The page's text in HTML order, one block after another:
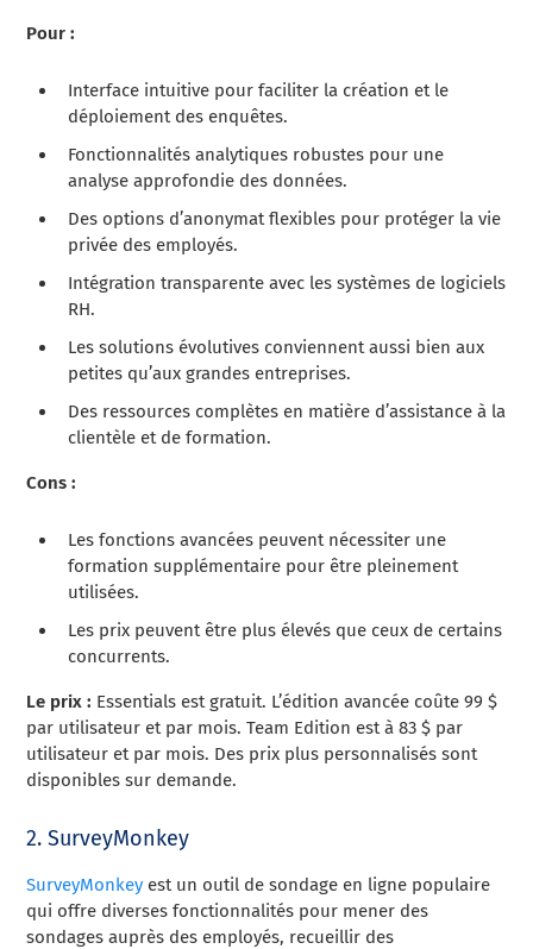
Pour :
Interface intuitive pour faciliter la création et le
déploiement des enquêtes.
Fonctionnalités analytiques robustes pour une
analyse approfondie des données.
Des options d’anonymat flexibles pour protéger la vie
privée des employés.
Intégration transparente avec les systèmes de logiciels
RH.
Les solutions évolutives conviennent aussi bien aux
petites qu’aux grandes entreprises.
Des ressources complètes en matière d’assistance à la
clientèle et de formation.
Cons :
Les fonctions avancées peuvent nécessiter une
formation supplémentaire pour être pleinement
utilisées.
Les prix peuvent être plus élevés que ceux de certains
concurrents.
Le prix : Essentials est gratuit. L’édition avancée coûte 99 $
par utilisateur et par mois. Team Edition est à 83 $ par
utilisateur et par mois. Des prix plus personnalisés sont
disponibles sur demande.
2. SurveyMonkey
SurveyMonkey est un outil de sondage en ligne populaire
qui offre diverses fonctionnalités pour mener des
sondages auprès des employés, recueillir des